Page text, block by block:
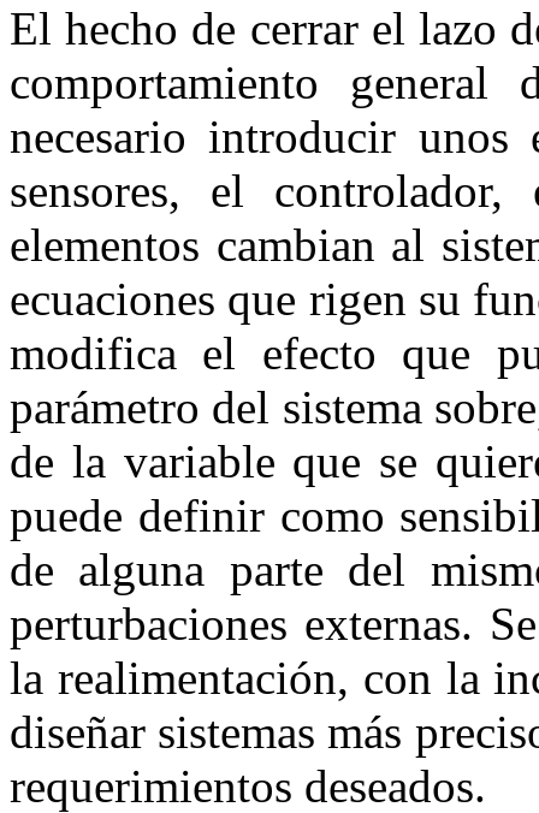
El hecho de cerrar el lazo
comportamiento
necesario introducir unos
sensores, el controlador,
elementos cambian al
ecuaciones que rigen su
modifica el efecto que
parámetro del sistema
de la variable que se
puede definir como
de alguna parte del
perturbaciones externas.
la realimentación, con la
diseñar sistemas más
requerimientos deseados.